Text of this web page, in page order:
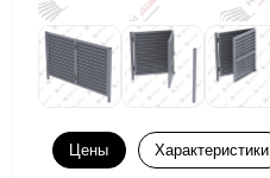
Цены Характеристики